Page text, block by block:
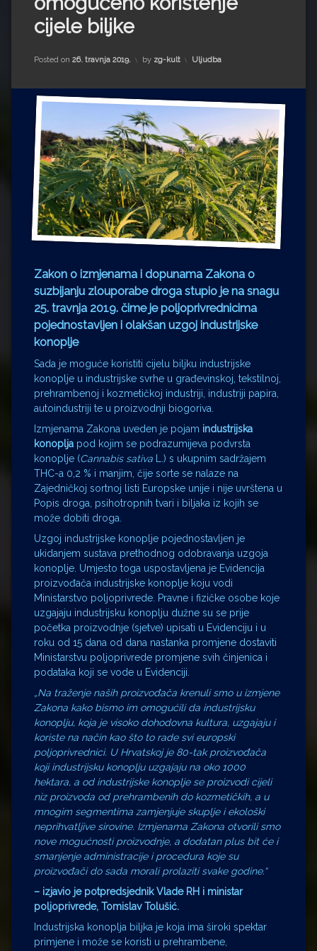
Impressum
Milenko Strižak
Drugi autori
Drugi autori
Ljiljana Lekanić-Kljaić
Željko Krznarić
Mario Lovreković
Miroslav Šantek
cijele biljke
Posted on 26. travnja 2019. by zg-kult Kategorije:
Uljudba
Zakon o izmjenama i dopunama Zakona o
suzbijanju zlouporabe droga stupio je na snagu
25. travnja 2019. čime je poljoprivrednicima
pojednostavljen i olakšan uzgoj industrijske
konoplje
Sada je moguće koristiti cijelu biljku industrijske
konoplje u industrijske svrhe u građevinskoj, tekstilnoj,
prehrambenoj i kozmetičkoj industriji, industriji papira,
autoindustriji te u proizvodnji biogoriva.
Izmjenama Zakona uveden je pojam industrijska
konoplja pod kojim se podrazumijeva podvrsta
konoplje (Cannabis sativa L.) s ukupnim sadržajem
THC-a 0,2 % i manjim, čije sorte se nalaze na
Zajedničkoj sortnoj listi Europske unije i nije uvrštena u
Popis droga, psihotropnih tvari i biljaka iz kojih se
može dobiti droga.
Uzgoj industrijske konoplje pojednostavljen je
ukidanjem sustava prethodnog odobravanja uzgoja
konoplje. Umjesto toga uspostavljena je Evidencija
proizvođača industrijske konoplje koju vodi
Ministarstvo poljoprivrede. Pravne i fizičke osobe koje
uzgajaju industrijsku konoplju dužne su se prije
početka proizvodnje (sjetve) upisati u Evidenciju i u
roku od 15 dana od dana nastanka promjene dostaviti
Ministarstvu poljoprivrede promjene svih činjenica i
podataka koji se vode u Evidenciji.
„Na traženje naših proizvođača krenuli smo u izmjene
Zakona kako bismo im omogućili da industrijsku
konoplju, koja je visoko dohodovna kultura, uzgajaju i
koriste na način kao što to rade svi europski
poljoprivrednici. U Hrvatskoj je 80-tak proizvođača
koji industrijsku konoplju uzgajaju na oko 1000
hektara, a od industrijske konoplje se proizvodi cijeli
niz proizvoda od prehrambenih do kozmetičkih, a u
mnogim segmentima zamjenjuje skuplje i ekološki
neprihvatljive sirovine. Izmjenama Zakona otvorili smo
nove mogućnosti proizvodnje, a dodatan plus bit će i
smanjenje administracije i procedura koje su
proizvođači do sada morali prolaziti svake godine.“
– izjavio je potpredsjednik Vlade RH i ministar
poljoprivrede, Tomislav Tolušić.
Industrijska konoplja biljka je koja ima široki spektar
primjene i može se koristi u prehrambene,